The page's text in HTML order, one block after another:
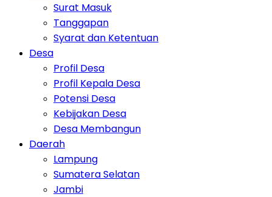
Surat Masuk
Tanggapan
Syarat dan Ketentuan
Desa
Profil Desa
Profil Kepala Desa
Potensi Desa
Kebijakan Desa
Desa Membangun
Daerah
Lampung
Sumatera Selatan
Jambi